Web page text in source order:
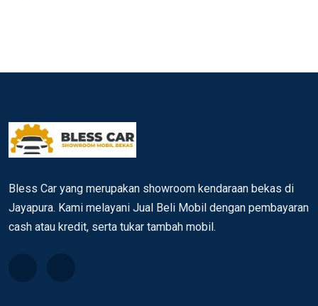
Bless Car yang merupakan showroom kendaraan bekas di
Jayapura. Kami melayani Jual Beli Mobil dengan pembayaran
cash atau kredit, serta tukar tambah mobil.